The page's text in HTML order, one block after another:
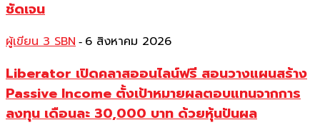
ชัดเจน
ผู้เขียน 3 SBN - 6 สิงหาคม 2026
Liberator เปิดคลาสออนไลน์ฟรี สอนวางแผนสร้าง
Passive Income ตั้งเป้าหมายผลตอบแทนจากการ
ลงทุน เดือนละ 30,000 บาท ด้วยหุ้นปันผล